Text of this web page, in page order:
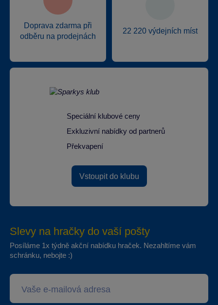
Doprava zdarma při
odběru na prodejnách
22 220 výdejních míst
Speciální klubové ceny
Exkluzivní nabídky od partnerů
Překvapení
Vstoupit do klubu
Slevy na hračky do vaší pošty
Posíláme 1x týdně akční nabídku hraček. Nezahltíme vám
schránku, nebojte :)